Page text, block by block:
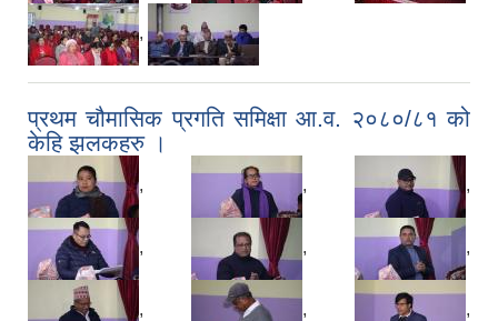
,
प्रथम चौमासिक प्रगति समिक्षा आ.व. २०८०/८१ को
केहि झलकहरु ।
, , ,
, , ,
, , ,